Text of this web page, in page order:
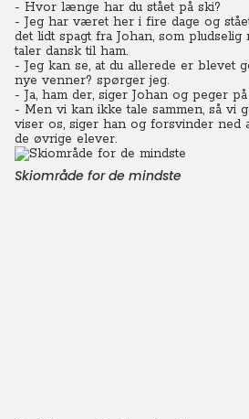
- Hvor længe har du stået på ski?
- Jeg har været her i fire dage og
det lidt spagt fra Johan, som
taler dansk til ham.
- Jeg kan se, at du allerede er blevet
nye venner? spørger jeg.
- Ja, ham der, siger Johan og peger
- Men vi kan ikke tale sammen, så vi
viser os, siger han og forsvinder ned
de øvrige elever.
Skiområde for de mindste